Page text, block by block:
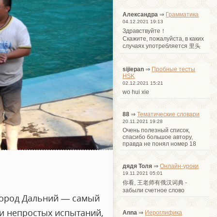
Дальний — самый
непростых испытаний,
Александра ⇒ Грамматика
04.12.2021 19:13
Здравствуйте！
Cкажите, пожалуйста, в каких
случаях употребляется 里头
sijiepan ⇒ Пробные тесты
HSK
02.12.2021 15:21
wo hui xie
88 ⇒Тематические словари
20.11.2021 19:28
Очень полезный список,
спасибо большое автору,
правда не понял номер 18
дядя Толя ⇒Онлайн-уроки
19.11.2021 05:01
你看, 王老师有俄汉词典 -
забыли счетное слово
Anna ⇒ Иероглифика